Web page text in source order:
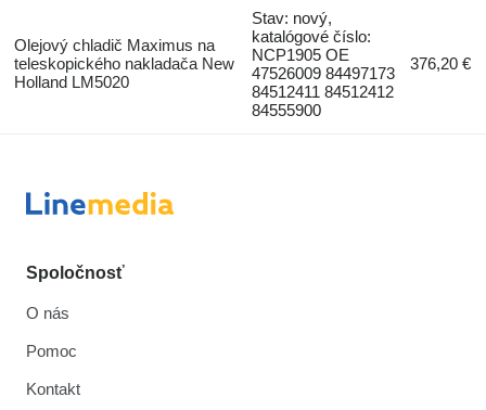
Olejový chladič Maximus na
teleskopického nakladača New
Holland LM5020
Stav: nový,
katalógové číslo:
NCP1905 OE
47526009 84497173
84512411 84512412
84555900
376,20 €
Spoločnosť
O nás
Pomoc
Kontakt